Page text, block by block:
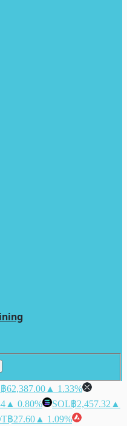
฿62,387.00 ▲ 1.33%
▲ 0.80% SOL฿2,457.32 ▲
฿27.60 ▲ 1.09%